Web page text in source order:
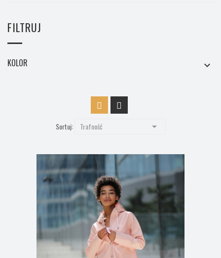
FILTRUJ
KOLOR 
Sortuj: Trafność 